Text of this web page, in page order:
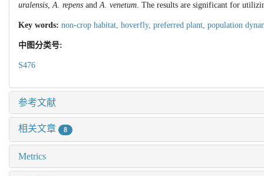
uralensis,A. repens andA. venetum. The results are significant for
Key words: non-crop habitat, hoverfly, preferred plant, population
中图分类号:
S476
参考文献
相关文章 8
Metrics